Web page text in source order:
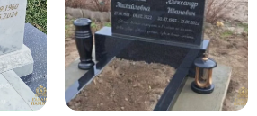
из мрамора
памятники
памятники
комплексы